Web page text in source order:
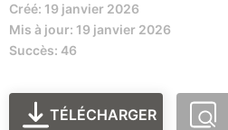
Créé: 19 janvier 2026
Mis à jour: 19 janvier 2026
Succès: 46
TÉLÉCHARGER